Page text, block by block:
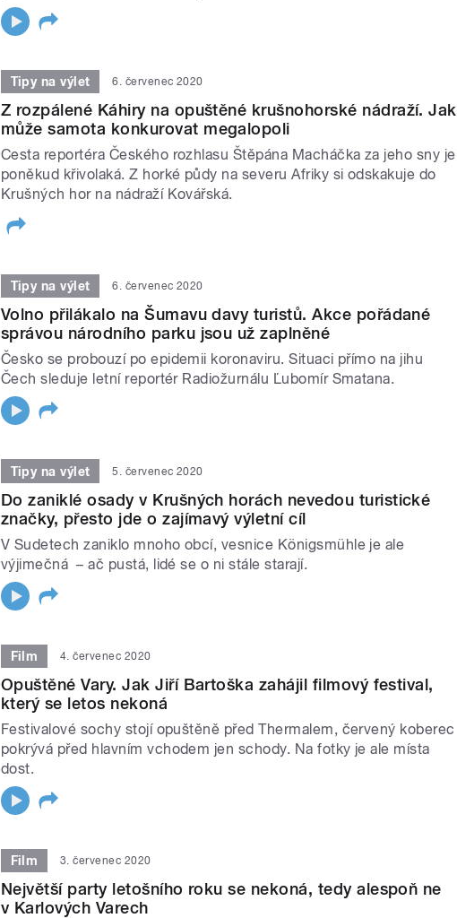
Tipy na výlet 6. červenec 2020
Z rozpálené Káhiry na opuštěné krušnohorské nádraží. Jak
může samota konkurovat megalopoli
Cesta reportéra Českého rozhlasu Štěpána Macháčka za jeho sny je
poněkud křivolaká. Z horké půdy na severu Afriky si odskakuje do
Krušných hor na nádraží Kovářská.
Tipy na výlet 6. červenec 2020
Volno přilákalo na Šumavu davy turistů. Akce pořádané
správou národního parku jsou už zaplněné
Česko se probouzí po epidemii koronaviru. Situaci přímo na jihu
Čech sleduje letní reportér Radiožurnálu Ľubomír Smatana.
Tipy na výlet 5. červenec 2020
Do zaniklé osady v Krušných horách nevedou turistické
značky, přesto jde o zajímavý výletní cíl
V Sudetech zaniklo mnoho obcí, vesnice Königsmühle je ale
výjimečná – ač pustá, lidé se o ni stále starají.
Film 4. červenec 2020
Opuštěné Vary. Jak Jiří Bartoška zahájil filmový festival,
který se letos nekoná
Festivalové sochy stojí opuštěně před Thermalem, červený koberec
pokrývá před hlavním vchodem jen schody. Na fotky je ale místa
dost.
Film 3. červenec 2020
Největší party letošního roku se nekoná, tedy alespoň ne
v Karlových Varech